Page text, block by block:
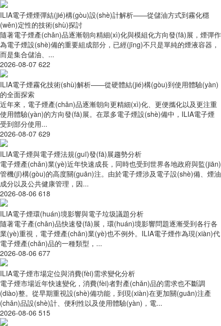
ILIA電子煙煙彈結(jié)構(gòu)設(shè)計解析——從儲油方式到霧化穩
(wěn)定性的技術(shù)探討
隨著電子煙產(chǎn)品逐漸朝向精細(xì)化與模組化方向發(fā)展，煙彈作
為電子煙設(shè)備的重要組成部分，已經(jīng)不只是單純的煙液容器，
而是集合儲油、...
2026-08-07 622
ILIA電子煙霧化技術(shù)解析——從硬體結(jié)構(gòu)到使用體驗(yàn)
的全面探索
近年來，電子煙產(chǎn)品逐漸朝向更精細(xì)化、更便攜化以及更注重
使用體驗(yàn)的方向發(fā)展。在眾多電子煙設(shè)備中，ILIA電子煙
受到部分使用...
2026-08-07 629
ILIA電子煙與電子煙法規(guī)發(fā)展趨勢分析
電子煙產(chǎn)業(yè)近年快速成長，同時也受到世界各地政府與監(jiān)
管機(jī)構(gòu)的高度關(guān)注。由於電子煙涉及電子設(shè)備、煙油
成分以及公共健康管理，因...
2026-08-06 618
ILIA電子煙環(huán)境影響與電子垃圾議題分析
隨著電子產(chǎn)品快速發(fā)展，環(huán)境影響問題逐漸受到各行各
業(yè)重視，電子煙產(chǎn)業(yè)也不例外。ILIA電子煙作為現(xiàn)代
電子煙產(chǎn)品的一種類型，...
2026-08-06 677
ILIA電子煙市場定位與消費(fèi)需求變化分析
電子煙市場近年快速變化，消費(fèi)者對產(chǎn)品的需求也不斷調
(diào)整。從早期重視設(shè)備功能，到現(xiàn)在更加關(guān)注產
(chǎn)品設(shè)計、便利性以及使用體驗(yàn)，電...
2026-08-06 515